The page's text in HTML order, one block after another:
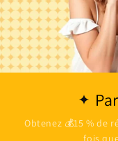
Obtenez 💰15 % de
fois